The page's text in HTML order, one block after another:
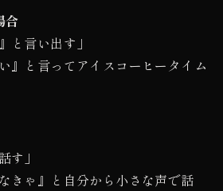
合
と言い出す」
』と言ってアイスコーヒータイム
す」
きゃ』と自分から小さな声で話